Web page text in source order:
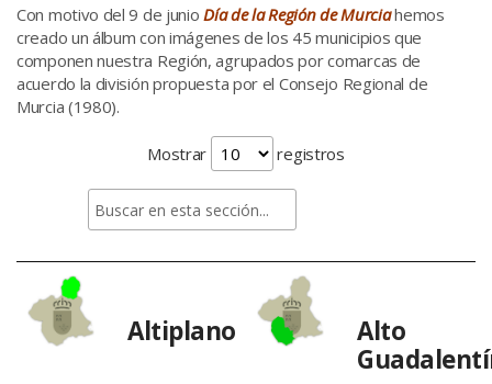
Con motivo del 9 de junioDía de la Región de Murciahemos
creado un álbum con imágenes de los 45 municipios que
componen nuestra Región, agrupados por comarcas de
acuerdo la división propuesta por el Consejo Regional de
Murcia (1980).
Mostrar registros
Altiplano
Alto